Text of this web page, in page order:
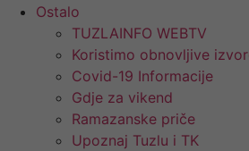
Ostalo
TUZLAINFO WEBTV
Koristimo obnovljive
Covid-19 Informacije
Gdje za vikend
Ramazanske priče
Upoznaj Tuzlu i TK